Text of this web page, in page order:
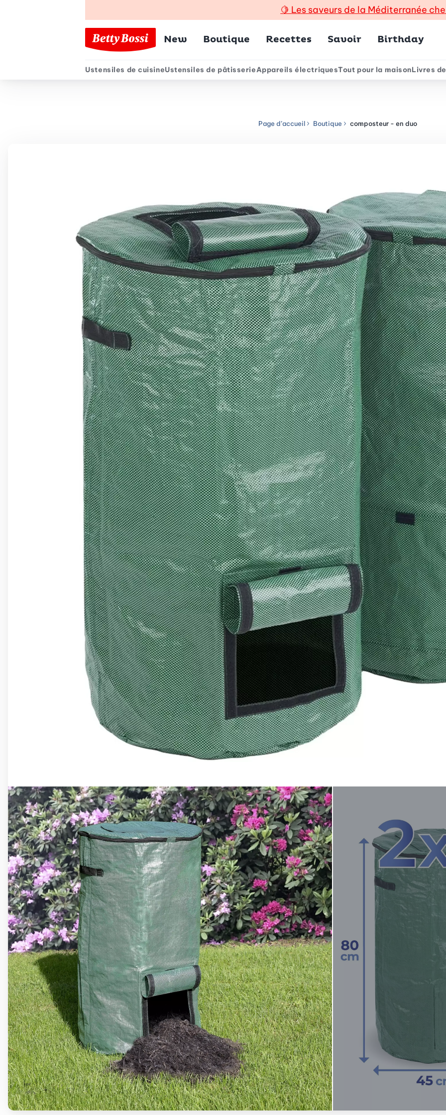
🍋 Les saveurs de la Méditerranée
Menu principal
New Boutique Recettes Savoir Birthday
Menu secondaire
Ustensiles de cuisineUstensiles de pâtisserieAppareils électriquesTout pour la maisonLivres
Page d’accueil Boutique composteur - en duo